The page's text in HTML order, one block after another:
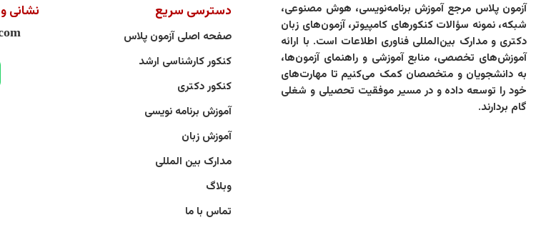
آزمون پلاس مرجع آموزش برنامه‌نویسی، هوش مصنوعی،
شبکه، نمونه سؤالات کنکورهای کامپیوتر، آزمون‌های زبان
دکتری و مدارک بین‌المللی فناوری اطلاعات است. با ارائه
آموزش‌های تخصصی، منابع آموزشی و راهنمای آزمون‌ها،
به دانشجویان و متخصصان کمک می‌کنیم تا مهارت‌های
خود را توسعه داده و در مسیر موفقیت تحصیلی و شغلی
گام بردارند.
دسترسی سریع
صفحه اصلی آزمون پلاس
کنکور کارشناسی ارشد
کنکور دکتری
آموزش برنامه نویسی
آموزش زبان
مدارک بین المللی
وبلاگ
تماس با ما
نشانی